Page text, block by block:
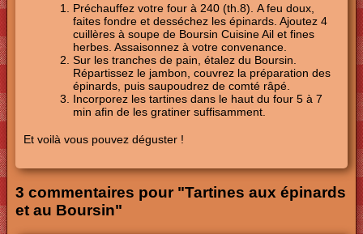
Préchauffez votre four à 240 (th.8). A feu doux,
faites fondre et desséchez les épinards. Ajoutez 4
cuillères à soupe de Boursin Cuisine Ail et fines
herbes. Assaisonnez à votre convenance.
Sur les tranches de pain, étalez du Boursin.
Répartissez le jambon, couvrez la préparation des
épinards, puis saupoudrez de comté râpé.
Incorporez les tartines dans le haut du four 5 à 7
min afin de les gratiner suffisamment.
Et voilà vous pouvez déguster !
3 commentaires pour "Tartines aux épinards
et au Boursin"